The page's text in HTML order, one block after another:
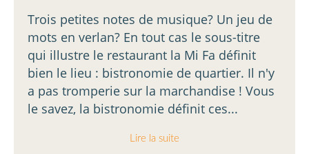
Trois petites notes de musique? Un jeu de
mots en verlan? En tout cas le sous-titre
qui illustre le restaurant la Mi Fa définit
bien le lieu : bistronomie de quartier. Il n'y
a pas tromperie sur la marchandise ! Vous
le savez, la bistronomie définit ces...
Lire la suite